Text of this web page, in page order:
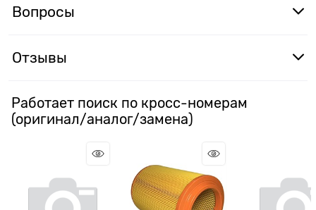
Вопросы
Отзывы
Работает поиск по кросс-номерам
(оригинал/аналог/замена)